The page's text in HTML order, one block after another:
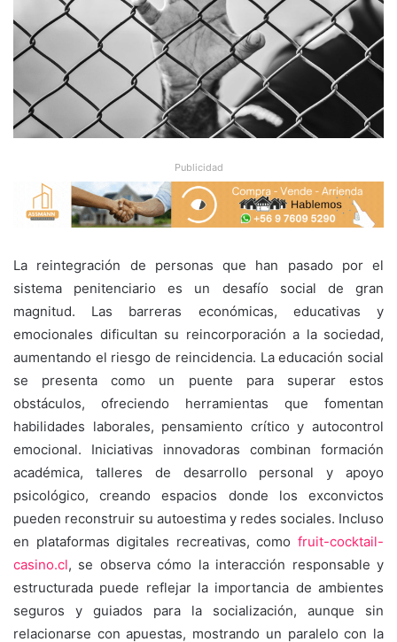
Publicidad
La reintegración de personas que han pasado por el
sistema penitenciario es un desafío social de gran
magnitud. Las barreras económicas, educativas y
emocionales dificultan su reincorporación a la sociedad,
aumentando el riesgo de reincidencia. La educación social
se presenta como un puente para superar estos
obstáculos, ofreciendo herramientas que fomentan
habilidades laborales, pensamiento crítico y autocontrol
emocional. Iniciativas innovadoras combinan formación
académica, talleres de desarrollo personal y apoyo
psicológico, creando espacios donde los exconvictos
pueden reconstruir su autoestima y redes sociales. Incluso
en plataformas digitales recreativas, como fruit-cocktail-
casino.cl, se observa cómo la interacción responsable y
estructurada puede reflejar la importancia de ambientes
seguros y guiados para la socialización, aunque sin
relacionarse con apuestas, mostrando un paralelo con la